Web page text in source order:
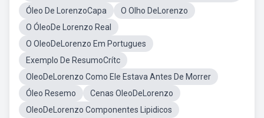
Óleo De LorenzoCapa
O Olho DeLorenzo
O ÓleoDe Lorenzo Real
O OleoDeLorenzo Em Portugues
Exemplo De ResumoCrítc
OleoDeLorenzo Como Ele Estava Antes De Morrer
Óleo Resemo
Cenas OleoDeLorenzo
OleoDeLorenzo Componentes Lipidicos